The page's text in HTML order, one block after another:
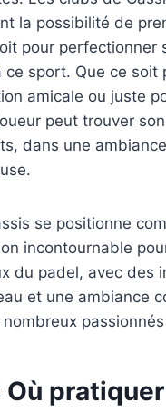
la possibilité de
pour perfectionner
ce sport. Que ce soit
amicale ou juste
peut trouver
dans une
se positionne
incontournable
du padel, avec des
et une ambiance
Où